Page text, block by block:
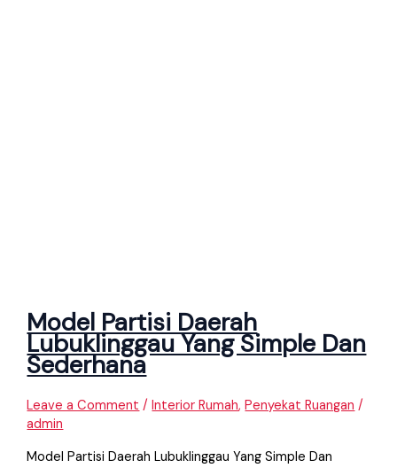
Model Partisi Daerah
Lubuklinggau Yang Simple Dan
Sederhana
Leave a Comment /Interior Rumah,Penyekat Ruangan /
admin
Model Partisi Daerah Lubuklinggau Yang Simple Dan